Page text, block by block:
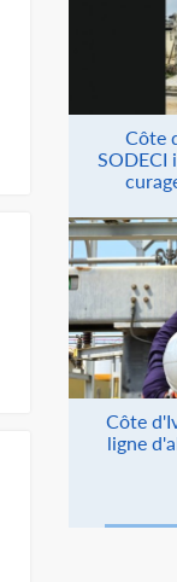
Côte
SODECI
Côte
ligne